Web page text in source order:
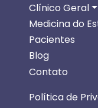
Clínico Geral
Medicina do
Pacientes
Blog
Contato
Política de